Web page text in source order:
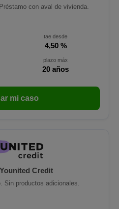
con aval de vivienda.
tae desde
4,50 %
plazo máx
20 años
mi caso
Credit
Sin productos adicionales.